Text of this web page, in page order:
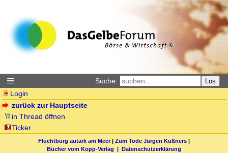
Suche: Los
Login
zurück zur Hauptseite
in Thread öffnen
Ticker
Fluchtburg autark am Meer| Zum Tode Jürgen Küßners |
Bücher vom Kopp-Verlag | Datenschutzerklärung